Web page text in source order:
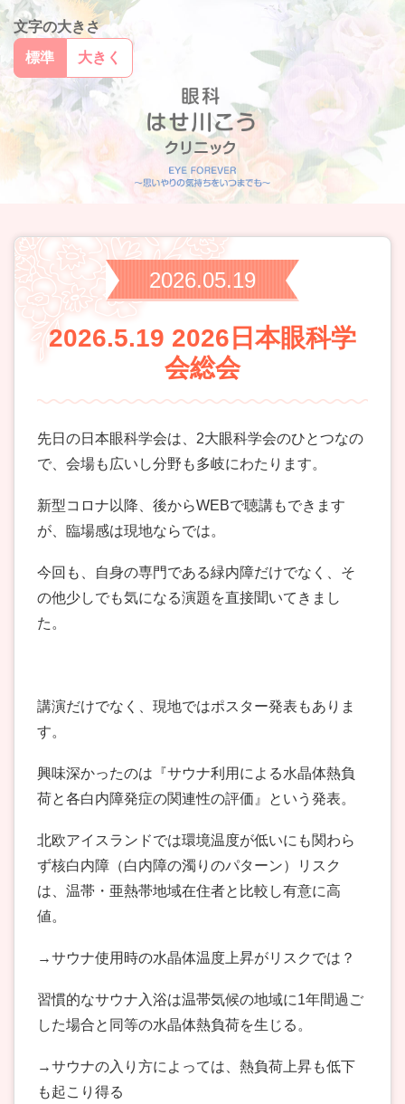
文字の大きさ
標準
大きく
2026.05.19
2026.5.19 2026日本眼科学
会総会
先日の日本眼科学会は、2大眼科学会のひとつなの
で、会場も広いし分野も多岐にわたります。
新型コロナ以降、後からWEBで聴講もできます
が、臨場感は現地ならでは。
今回も、自身の専門である緑内障だけでなく、そ
の他少しでも気になる演題を直接聞いてきまし
た。
講演だけでなく、現地ではポスター発表もありま
す。
興味深かったのは『サウナ利用による水晶体熱負
荷と各白内障発症の関連性の評価』という発表。
北欧アイスランドでは環境温度が低いにも関わら
ず核白内障（白内障の濁りのパターン）リスク
は、温帯・亜熱帯地域在住者と比較し有意に高
値。
→サウナ使用時の水晶体温度上昇がリスクでは？
習慣的なサウナ入浴は温帯気候の地域に1年間過ご
した場合と同等の水晶体熱負荷を生じる。
→サウナの入り方によっては、熱負荷上昇も低下
も起こり得る